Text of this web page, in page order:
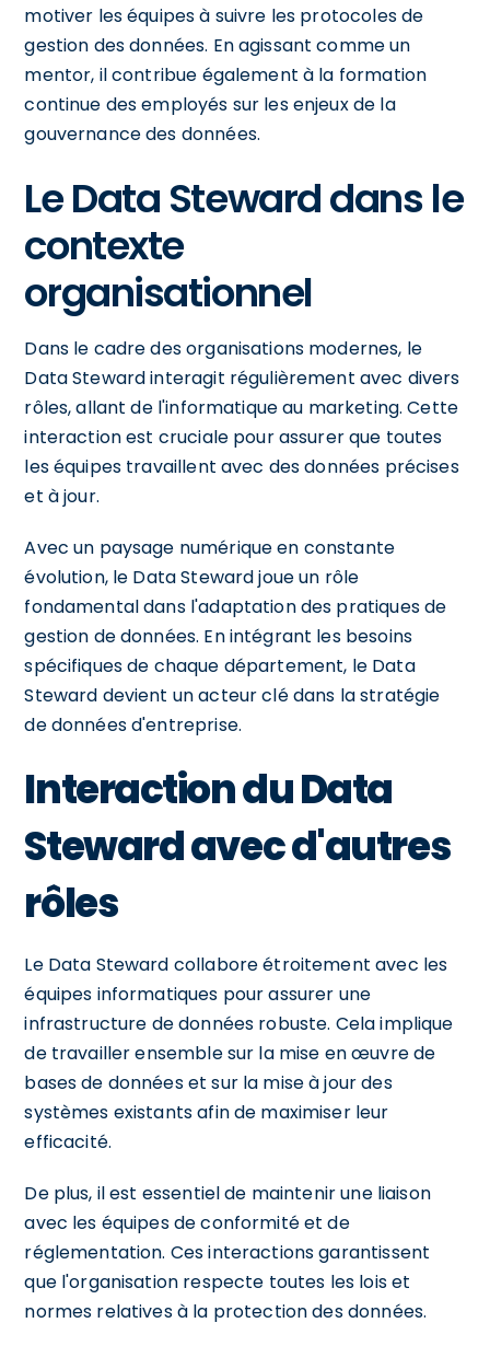
motiver les équipes à suivre les protocoles de
gestion des données. En agissant comme un
mentor, il contribue également à la formation
continue des employés sur les enjeux de la
gouvernance des données.
Le Data Steward dans le
contexte
organisationnel
Dans le cadre des organisations modernes, le
Data Steward interagit régulièrement avec divers
rôles, allant de l'informatique au marketing. Cette
interaction est cruciale pour assurer que toutes
les équipes travaillent avec des données précises
et à jour.
Avec un paysage numérique en constante
évolution, le Data Steward joue un rôle
fondamental dans l'adaptation des pratiques de
gestion de données. En intégrant les besoins
spécifiques de chaque département, le Data
Steward devient un acteur clé dans la stratégie
de données d'entreprise.
Interaction du Data
Steward avec d'autres
rôles
Le Data Steward collabore étroitement avec les
équipes informatiques pour assurer une
infrastructure de données robuste. Cela implique
de travailler ensemble sur la mise en œuvre de
bases de données et sur la mise à jour des
systèmes existants afin de maximiser leur
efficacité.
De plus, il est essentiel de maintenir une liaison
avec les équipes de conformité et de
réglementation. Ces interactions garantissent
que l'organisation respecte toutes les lois et
normes relatives à la protection des données.